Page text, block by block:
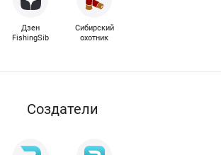
Дзен
FishingSib
Сибирский
охотник
Cоздатели